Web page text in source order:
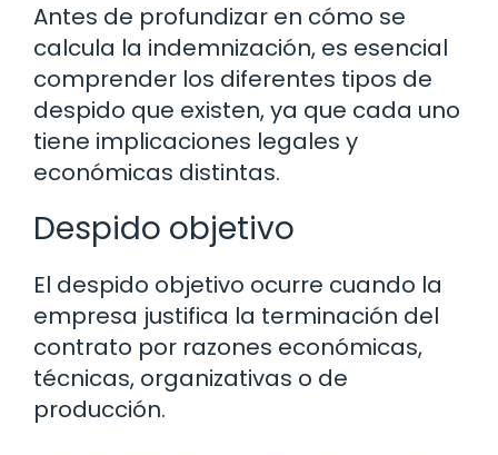
Antes de profundizar en cómo se
calcula la indemnización, es esencial
comprender los diferentes tipos de
despido que existen, ya que cada uno
tiene implicaciones legales y
económicas distintas.
Despido objetivo
El despido objetivo ocurre cuando la
empresa justifica la terminación del
contrato por razones económicas,
técnicas, organizativas o de
producción.